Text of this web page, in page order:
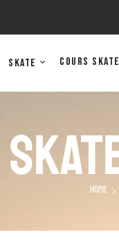
Skate Cours Skate
Home